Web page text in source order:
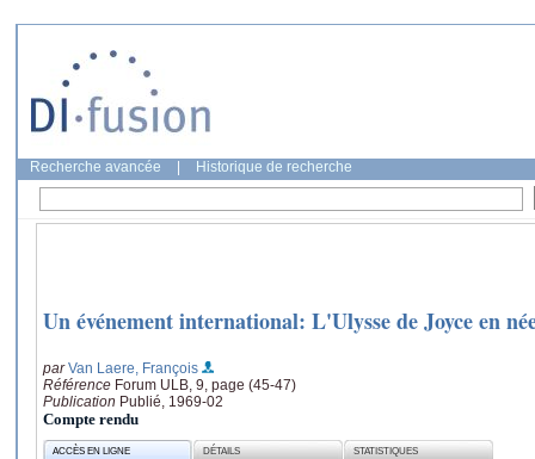
Recherche avancée Historique de recherche
Un événement international: L'Ulysse de Joyce en
parVan Laere, François
Référence Forum ULB, 9, page (45-47)
Publication Publié, 1969-02
Compte rendu
ACCÈS EN LIGNE DÉTAILS STATISTIQUES